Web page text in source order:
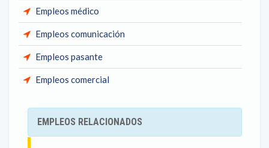
Empleos médico
Empleos comunicación
Empleos pasante
Empleos comercial
EMPLEOS RELACIONADOS